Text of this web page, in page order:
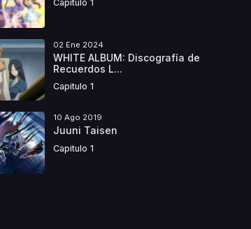
Capitulo 1
02 Ene 2024
WHITE ALBUM: Discografía de
Recuerdos L...
Capitulo 1
10 Ago 2019
Juuni Taisen
Capitulo 1